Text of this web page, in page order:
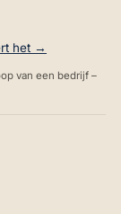
het →
van een bedrijf –